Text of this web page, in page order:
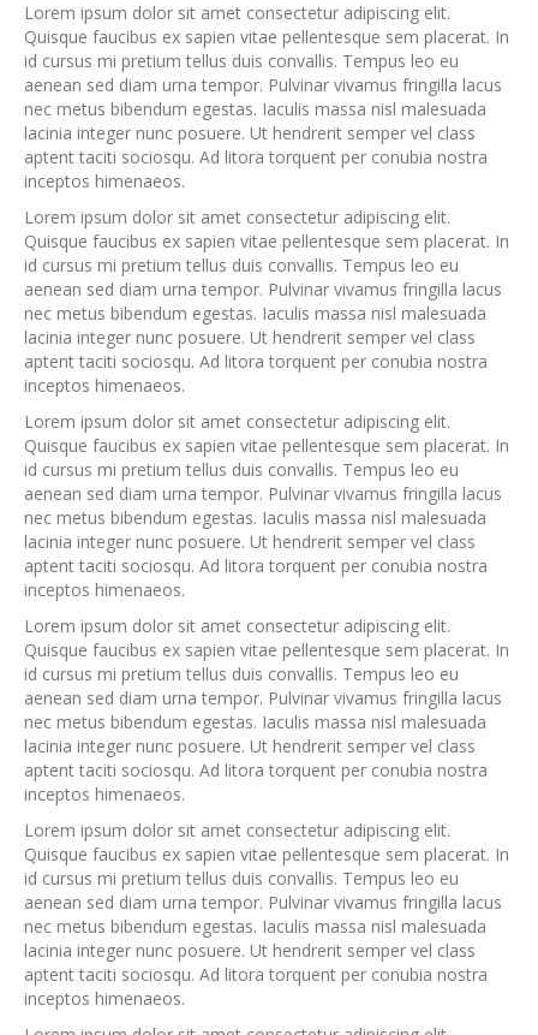
Lorem ipsum dolor sit amet consectetur adipiscing elit.
Quisque faucibus ex sapien vitae pellentesque sem placerat. In
id cursus mi pretium tellus duis convallis. Tempus leo eu
aenean sed diam urna tempor. Pulvinar vivamus fringilla lacus
nec metus bibendum egestas. Iaculis massa nisl malesuada
lacinia integer nunc posuere. Ut hendrerit semper vel class
aptent taciti sociosqu. Ad litora torquent per conubia nostra
inceptos himenaeos.
Lorem ipsum dolor sit amet consectetur adipiscing elit.
Quisque faucibus ex sapien vitae pellentesque sem placerat. In
id cursus mi pretium tellus duis convallis. Tempus leo eu
aenean sed diam urna tempor. Pulvinar vivamus fringilla lacus
nec metus bibendum egestas. Iaculis massa nisl malesuada
lacinia integer nunc posuere. Ut hendrerit semper vel class
aptent taciti sociosqu. Ad litora torquent per conubia nostra
inceptos himenaeos.
Lorem ipsum dolor sit amet consectetur adipiscing elit.
Quisque faucibus ex sapien vitae pellentesque sem placerat. In
id cursus mi pretium tellus duis convallis. Tempus leo eu
aenean sed diam urna tempor. Pulvinar vivamus fringilla lacus
nec metus bibendum egestas. Iaculis massa nisl malesuada
lacinia integer nunc posuere. Ut hendrerit semper vel class
aptent taciti sociosqu. Ad litora torquent per conubia nostra
inceptos himenaeos.
Lorem ipsum dolor sit amet consectetur adipiscing elit.
Quisque faucibus ex sapien vitae pellentesque sem placerat. In
id cursus mi pretium tellus duis convallis. Tempus leo eu
aenean sed diam urna tempor. Pulvinar vivamus fringilla lacus
nec metus bibendum egestas. Iaculis massa nisl malesuada
lacinia integer nunc posuere. Ut hendrerit semper vel class
aptent taciti sociosqu. Ad litora torquent per conubia nostra
inceptos himenaeos.
Lorem ipsum dolor sit amet consectetur adipiscing elit.
Quisque faucibus ex sapien vitae pellentesque sem placerat. In
id cursus mi pretium tellus duis convallis. Tempus leo eu
aenean sed diam urna tempor. Pulvinar vivamus fringilla lacus
nec metus bibendum egestas. Iaculis massa nisl malesuada
lacinia integer nunc posuere. Ut hendrerit semper vel class
aptent taciti sociosqu. Ad litora torquent per conubia nostra
inceptos himenaeos.